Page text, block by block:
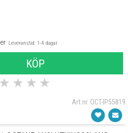
Leveranstid: 1-4 dagar
KÖP
★ ★ ★ ★
Art.nr. OCT-IP55819